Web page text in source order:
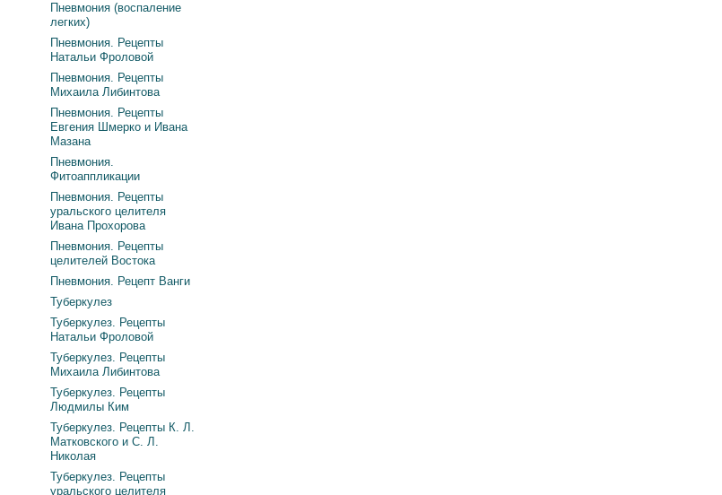
Пневмония (воспаление
легких)
Пневмония. Рецепты
Натальи Фроловой
Пневмония. Рецепты
Михаила Либинтова
Пневмония. Рецепты
Евгения Шмерко и Ивана
Мазана
Пневмония.
Фитоаппликации
Пневмония. Рецепты
уральского целителя
Ивана Прохорова
Пневмония. Рецепты
целителей Востока
Пневмония. Рецепт Ванги
Туберкулез
Туберкулез. Рецепты
Натальи Фроловой
Туберкулез. Рецепты
Михаила Либинтова
Туберкулез. Рецепты
Людмилы Ким
Туберкулез. Рецепты К. Л.
Матковского и С. Л.
Николая
Туберкулез. Рецепты
уральского целителя